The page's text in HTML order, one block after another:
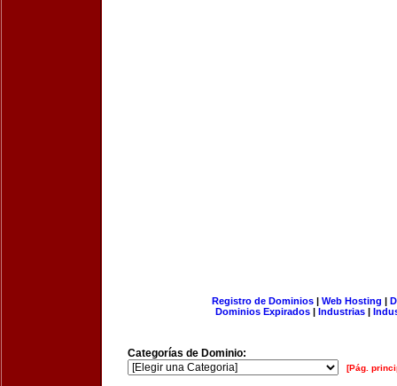
Registro de Dominios| Web Hosting |
Dominios Expirados | Industrias |
Categorías de Dominio:
[Pág.